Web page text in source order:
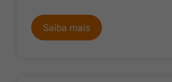
projetado para isso.
Saiba mais